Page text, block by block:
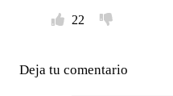
22
Deja tu comentario